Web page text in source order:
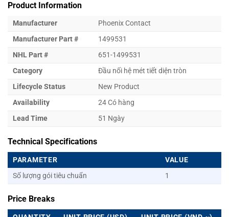
Product Information
Manufacturer
Phoenix Contact
Manufacturer Part #
1499531
NHL Part #
651-1499531
Category
Đầu nối hệ mét tiết diện tròn
Lifecycle Status
New Product
Availability
24 Có hàng
Lead Time
51 Ngày
Technical Specifications
PARAMETER
VALUE
Số lượng gói tiêu chuẩn
1
Price Breaks